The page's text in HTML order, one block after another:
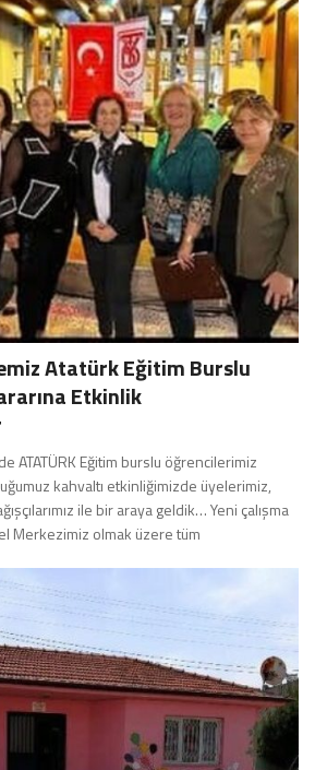
Atatürk Eğitim Burslu
Etkinlik
ATATÜRK Eğitim burslu öğrencilerimiz
kahvaltı etkinliğimizde üyelerimiz,
ile bir araya geldik… Yeni çalışma
Merkezimiz olmak üzere tüm